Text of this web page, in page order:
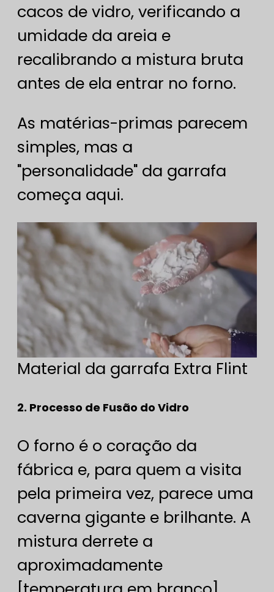
cacos de vidro, verificando a
umidade da areia e
recalibrando a mistura bruta
antes de ela entrar no forno.
As matérias-primas parecem
simples, mas a
"personalidade" da garrafa
começa aqui.
Material da garrafa Extra Flint
2. Processo de Fusão do Vidro
O forno é o coração da
fábrica e, para quem a visita
pela primeira vez, parece uma
caverna gigante e brilhante. A
mistura derrete a
aproximadamente